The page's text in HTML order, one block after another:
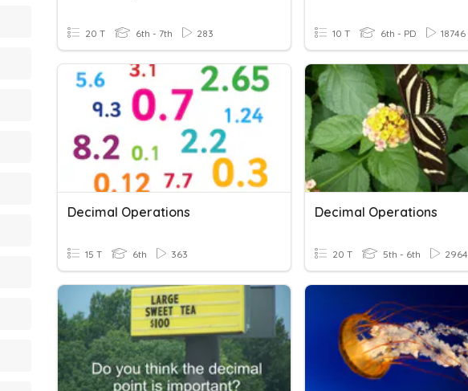
20 T 6th - 7th 283 10 T 6th - PD 18746
Decimal Operations
15 T 6th 363
Decimal Operations
20 T 5th - 6th 2964